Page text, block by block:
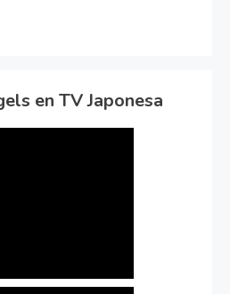
en TV Japonesa